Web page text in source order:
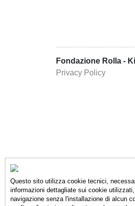
Fondazione Rolla -
Privacy Policy
Questo sito utilizza cookie tecnici,
informazioni dettagliate sui cookie
navigazione senza l'installazione di alcun